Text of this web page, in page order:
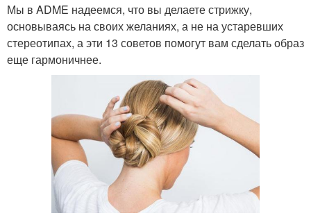
Мы в ADME надеемся, что вы делаете стрижку,
основываясь на своих желаниях, а не на устаревших
стереотипах, а эти 13 советов помогут вам сделать образ
еще гармоничнее.